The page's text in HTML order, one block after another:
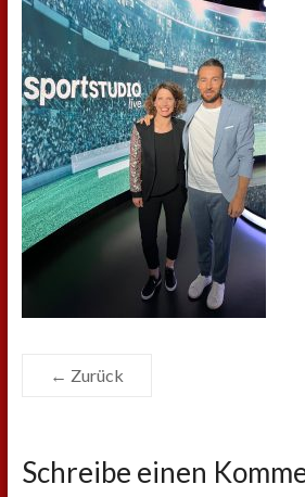
Privat
← Zurück
Schreibe einen